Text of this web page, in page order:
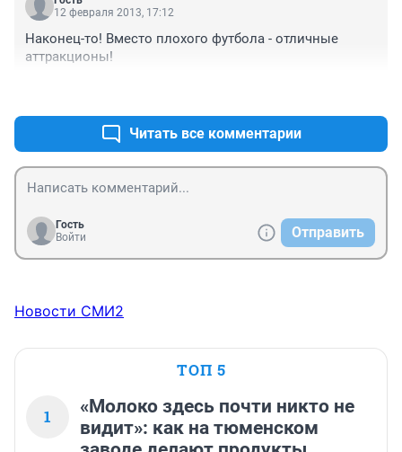
12 февраля 2013, 17:12
Наконец-то! Вместо плохого футбола - отличные
аттракционы!
Читать все комментарии
Гость
Войти
Отправить
Новости СМИ2
ТОП 5
1
«Молоко здесь почти никто не
видит»: как на тюменском